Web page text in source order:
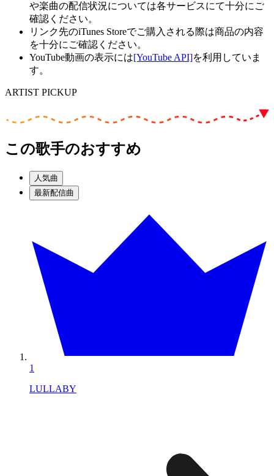
や楽曲の配信状況については各サービスにて十分にご
確認ください。
リンク先のiTunes Storeでご購入される際は商品の内容
を十分にご確認ください。
YouTube動画の表示には[YouTube API]を利用していま
す。
ARTIST PICKUP
この歌手のおすすめ
人気曲
最新配信曲
1
LULLABY